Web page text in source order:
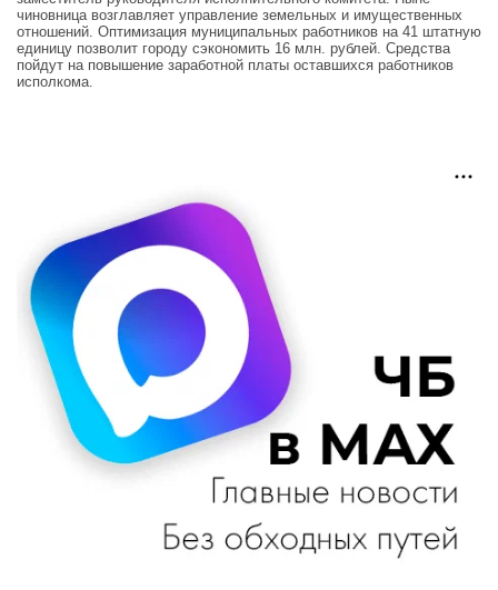
чиновница возглавляет управление земельных и имущественных
отношений. Оптимизация муниципальных работников на 41 штатную
единицу позволит городу сэкономить 16 млн. рублей. Средства
пойдут на повышение заработной платы оставшихся работников
исполкома.